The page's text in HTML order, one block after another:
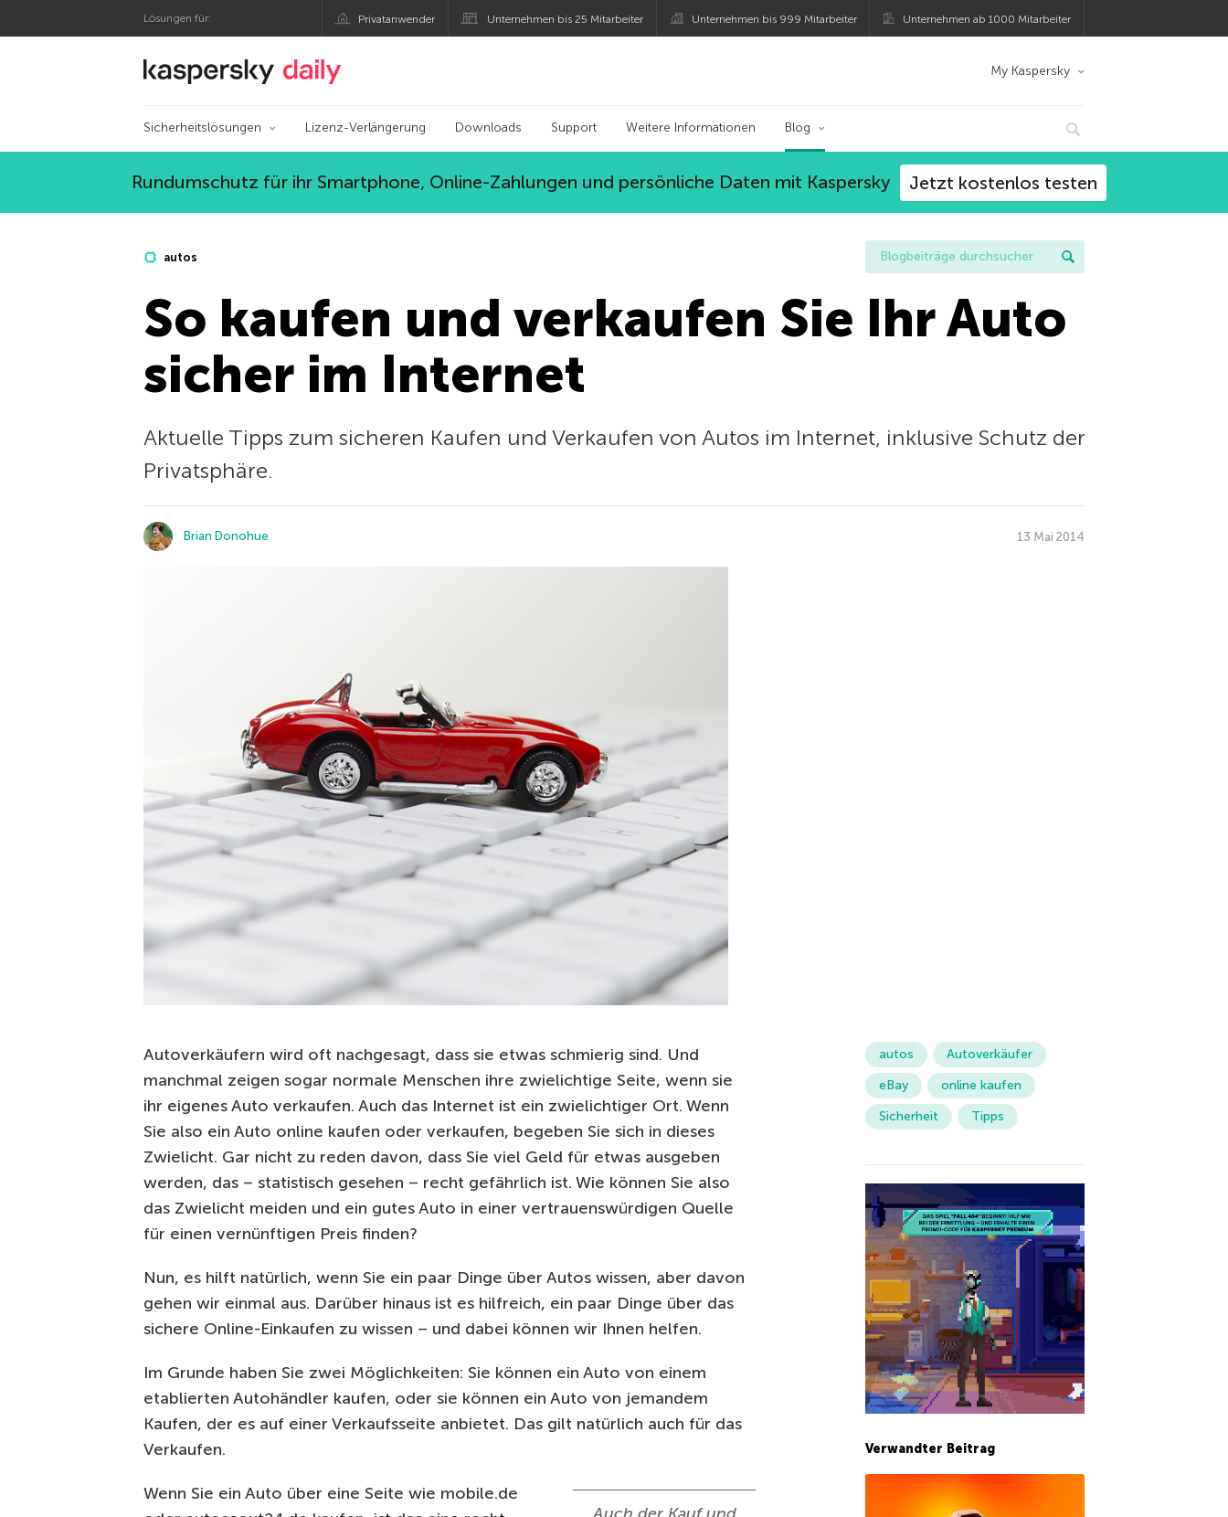
Lösungen für: Privatanwender Unternehmen bis 25 Mitarbeiter Unternehmen bis 999 Mitarbeiter Unternehmen ab 1000 Mitarbeiter
Offizieller Blog von Kaspersky My Kaspersky
Sicherheitslösungen Lizenz-Verlängerung Downloads Support Weitere Informationen Blog
Rundumschutz für ihr Smartphone, Online-Zahlungen und persönliche Daten mit Kaspersky Jetzt kostenlos testen
autos
So kaufen und verkaufen Sie Ihr Auto
sicher im Internet
Aktuelle Tipps zum sicheren Kaufen und Verkaufen von Autos im Internet, inklusive Schutz der
Privatsphäre.
Brian Donohue 13 Mai 2014
Autoverkäufern wird oft nachgesagt, dass sie etwas schmierig sind. Und
manchmal zeigen sogar normale Menschen ihre zwielichtige Seite, wenn sie
ihr eigenes Auto verkaufen. Auch das Internet ist ein zwielichtiger Ort. Wenn
Sie also ein Auto online kaufen oder verkaufen, begeben Sie sich in dieses
Zwielicht. Gar nicht zu reden davon, dass Sie viel Geld für etwas ausgeben
werden, das – statistisch gesehen – recht gefährlich ist. Wie können Sie also
das Zwielicht meiden und ein gutes Auto in einer vertrauenswürdigen Quelle
für einen vernünftigen Preis finden?
Nun, es hilft natürlich, wenn Sie ein paar Dinge über Autos wissen, aber davon
gehen wir einmal aus. Darüber hinaus ist es hilfreich, ein paar Dinge über das
sichere Online-Einkaufen zu wissen – und dabei können wir Ihnen helfen.
Im Grunde haben Sie zwei Möglichkeiten: Sie können ein Auto von einem
etablierten Autohändler kaufen, oder sie können ein Auto von jemandem
Kaufen, der es auf einer Verkaufsseite anbietet. Das gilt natürlich auch für das
Verkaufen.
Wenn Sie ein Auto über eine Seite wie mobile.de
autos
Autoverkäufer
eBay
online kaufen
Sicherheit
Tipps
Verwandter Beitrag